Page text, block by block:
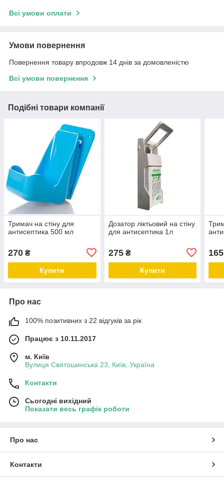
Всі умови оплати
Умови повернення
Повернення товару впродовж 14 днів за домовленістю
Всі умови повернення
Подібні товари компанії
Тримач на стіну для
антисептика 500 мл
270 ₴
Купити
Дозатор ліктьовий на стіну
для антисептика 1л
275₴
Купити
165
Про нас
100% позитивних з 22 відгуків за рік
Працює з 10.11.2017
м. Київ
Вулиця Святошинська 23, Київ, Україна
Контакти
Сьогодні вихідний
Показати весь графік роботи
Про нас
Контакти